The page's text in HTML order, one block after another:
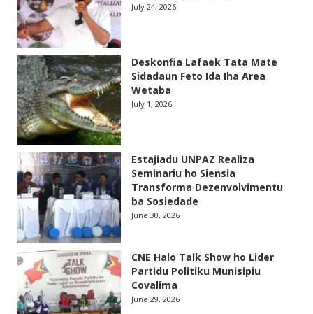
July 24, 2026
Deskonfia Lafaek Tata Mate
Sidadaun Feto Ida Iha Area
Wetaba
July 1, 2026
Estajiadu UNPAZ Realiza
Seminariu ho Siensia
Transforma Dezenvolvimentu
ba Sosiedade
June 30, 2026
CNE Halo Talk Show ho Lider
Partidu Politiku Munisipiu
Covalima
June 29, 2026